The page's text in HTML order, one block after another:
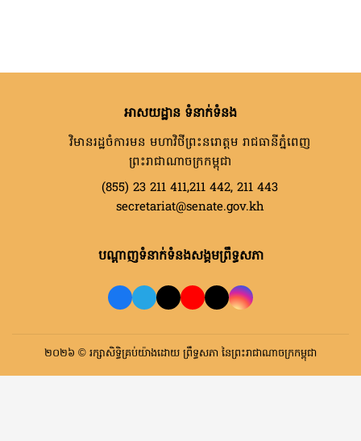
អាសយដ្ឋាន ទំនាក់ទំនង
វិមានរដ្ឋចំការមន មហាវិថីព្រះនរោត្តម រាជធានីភ្នំពេញ
ព្រះរាជាណាចក្រកម្ពុជា
(855) 23 211 411,211 442, 211 443
secretariat@senate.gov.kh
បណ្តាញទំនាក់ទំនងសង្គមព្រឹទ្ធសភា
២០២៦ © រក្សាសិទ្ធិគ្រប់យ៉ាងដោយ ព្រឹទ្ធសភា នៃព្រះរាជាណាចក្រកម្ពុជា